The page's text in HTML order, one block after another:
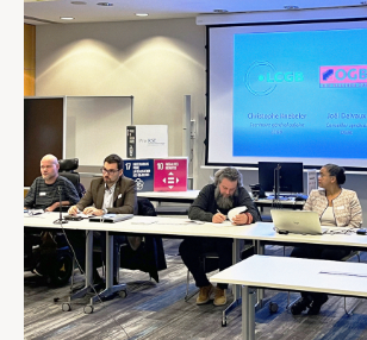
Développement professionnel
Devenir Membre
Actualités